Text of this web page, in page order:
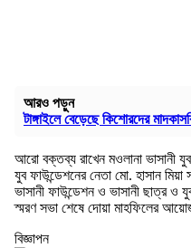
আরও পড়ুন
টাঙ্গাইলে বেড়েছে কিশোরদের
আরো বক্তব্য রাখেন মওলানা ভাসানী
যুব ফাউন্ডেশনের নেতা মো. হাসান
ভাসানী ফাউন্ডেশন ও ভাসানী ছাত্র ও
স্মরণ সভা শেষে দোয়া মাহফিলের
বিজ্ঞাপন